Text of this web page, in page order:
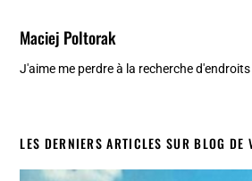
Maciej Poltorak
J'aime me perdre à la recherche
LES DERNIERS ARTICLES SUR BLOG DE